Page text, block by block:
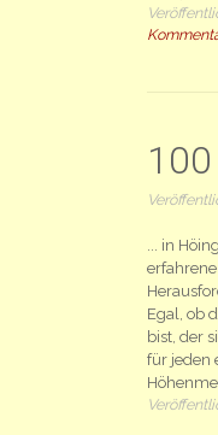
... in
Egal, ob
bist, der
für jeden